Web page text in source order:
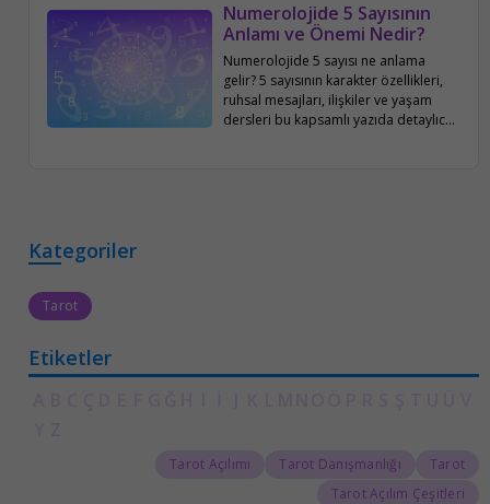
Numerolojide 5 Sayısının
Anlamı ve Önemi Nedir?
Numerolojide 5 sayısı ne anlama
gelir? 5 sayısının karakter özellikleri,
ruhsal mesajları, ilişkiler ve yaşam
dersleri bu kapsamlı yazıda detaylıca
Kategoriler
Tarot
Etiketler
Tarot
Tarot Danışmanlığı
Tarot Açılımı
Tarot Açılım Çeşitleri